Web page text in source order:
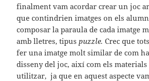
finalment vam acordar crear un joc
que contindrien imatges on els
composar la paraula de cada imatge
amb lletres, tipus puzzle.Crec que
fer una imatge molt similar de com
disseny del joc, així com els materials
utilitzar, ja que en aquest aspecte